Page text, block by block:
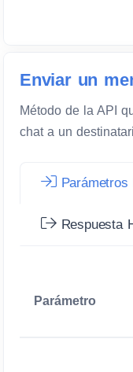
Enviar un
Método de la API
chat a un
Parámetros
Respuesta
Parámetro